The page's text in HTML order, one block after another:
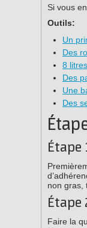
Si vous
Outils:
Un
Des
8
Des
Une
Des
Étape
non gras,
Étape
Faire la